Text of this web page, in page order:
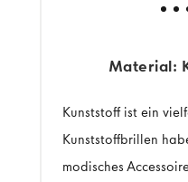
Material:
Kunststoff ist ein
Kunststoffbrillen
modisches